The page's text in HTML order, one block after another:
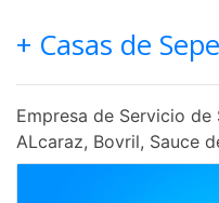
+ Casas de
Empresa de Servicio
ALcaraz, Bovril, Sauce